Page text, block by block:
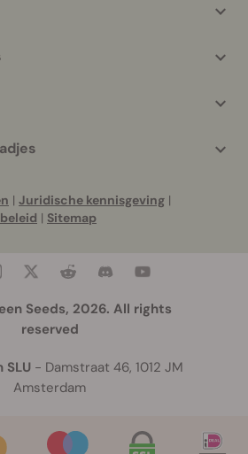
| Juridische kennisgeving |
| Sitemap
Seeds, 2026. All rights
reserved
SLU - Damstraat 46, 1012 JM
Amsterdam